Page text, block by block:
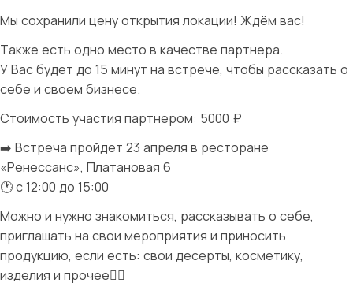
Мы сохранили цену открытия локации! Ждём вас!
Также есть одно место в качестве партнера.
У Вас будет до 15 минут на встрече, чтобы рассказать о
себе и своем бизнесе.
Стоимость участия партнером: 5000 ₽
➡️ Встреча пройдет 23 апреля в ресторане
«Ренессанс», Платановая 6
🕐 с 12:00 до 15:00
Можно и нужно знакомиться, рассказывать о себе,
приглашать на свои мероприятия и приносить
продукцию, если есть: свои десерты, косметику,
изделия и прочее👌🏼